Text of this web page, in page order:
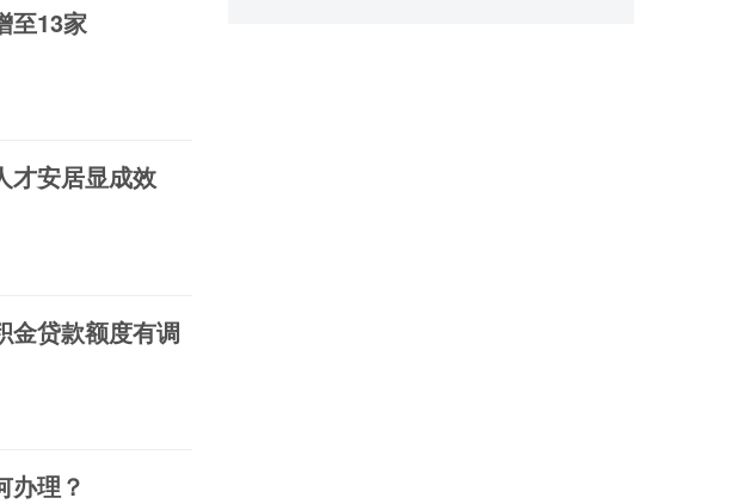
至13家
才安居显成效
金贷款额度有调
办理？